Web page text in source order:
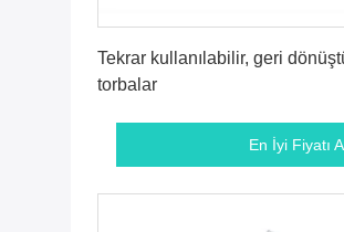
Tekrar kullanılabilir, geri
torbalar
En İyi Fiyatı